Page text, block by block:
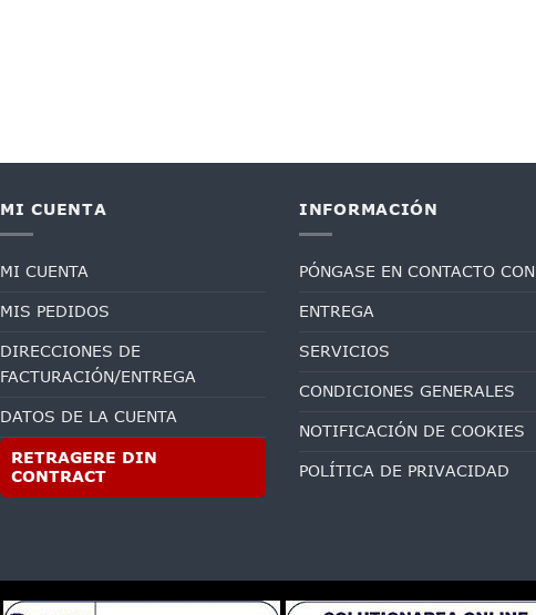
MI CUENTA
MI CUENTA
MIS PEDIDOS
DIRECCIONES DE
FACTURACIÓN/ENTREGA
DATOS DE LA CUENTA
RETRAGERE DIN
CONTRACT
INFORMACIÓN
PÓNGASE EN CONTACTO CON
ENTREGA
SERVICIOS
CONDICIONES GENERALES
NOTIFICACIÓN DE COOKIES
POLÍTICA DE PRIVACIDAD